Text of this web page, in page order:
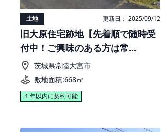
土地 更新日： 2025/09/12
旧大原住宅跡地【先着順で随時受
付中！ご興味のある方は常...
茨城県常陸大宮市
敷地面積:668㎡
１年以内に契約可能